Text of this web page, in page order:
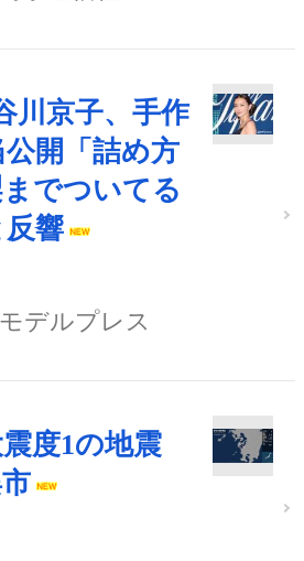
川京子、手作
開「詰め方
でついてる
響
モデルプレス
震度1の地震